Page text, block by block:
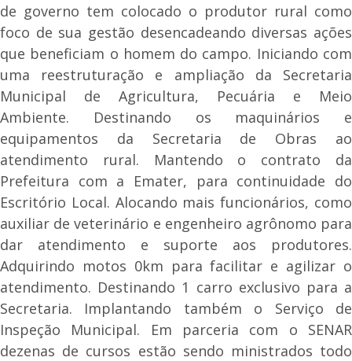
de governo tem colocado o produtor rural como
foco de sua gestão desencadeando diversas ações
que beneficiam o homem do campo. Iniciando com
uma reestruturação e ampliação da Secretaria
Municipal de Agricultura, Pecuária e Meio
Ambiente. Destinando os maquinários e
equipamentos da Secretaria de Obras ao
atendimento rural. Mantendo o contrato da
Prefeitura com a Emater, para continuidade do
Escritório Local. Alocando mais funcionários, como
auxiliar de veterinário e engenheiro agrônomo para
dar atendimento e suporte aos produtores.
Adquirindo motos 0km para facilitar e agilizar o
atendimento. Destinando 1 carro exclusivo para a
Secretaria. Implantando também o Serviço de
Inspeção Municipal. Em parceria com o SENAR
dezenas de cursos estão sendo ministrados todo